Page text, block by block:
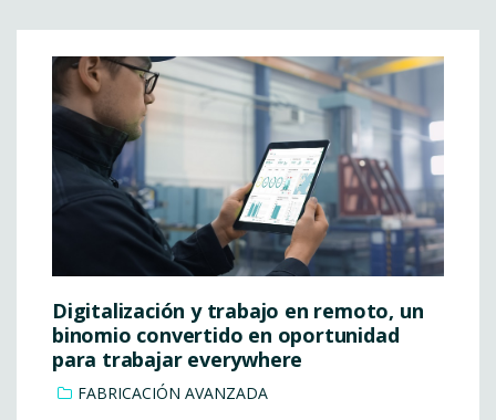
Digitalización y trabajo en remoto, un
binomio convertido en oportunidad
para trabajar everywhere
FABRICACIÓN AVANZADA